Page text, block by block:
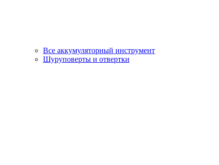
Все аккумуляторный инструмент
Шуруповерты и отвертки